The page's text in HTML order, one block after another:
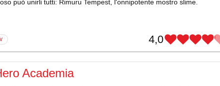
può unirli tutti: Rimuru Tempest, l'onnipotente mostro slime.
4,0
Academia